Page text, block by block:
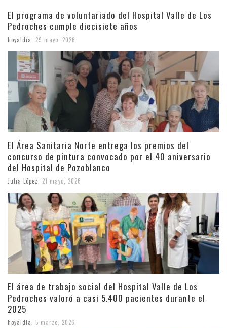
El programa de voluntariado del Hospital Valle de Los
Pedroches cumple diecisiete años
hoyaldia 29 mayo, 2026
El Área Sanitaria Norte entrega los premios del
concurso de pintura convocado por el 40 aniversario
del Hospital de Pozoblanco
Julia López 21 mayo, 2026
El área de trabajo social del Hospital Valle de Los
Pedroches valoró a casi 5.400 pacientes durante el
2025
hoyaldia 5 marzo, 2026